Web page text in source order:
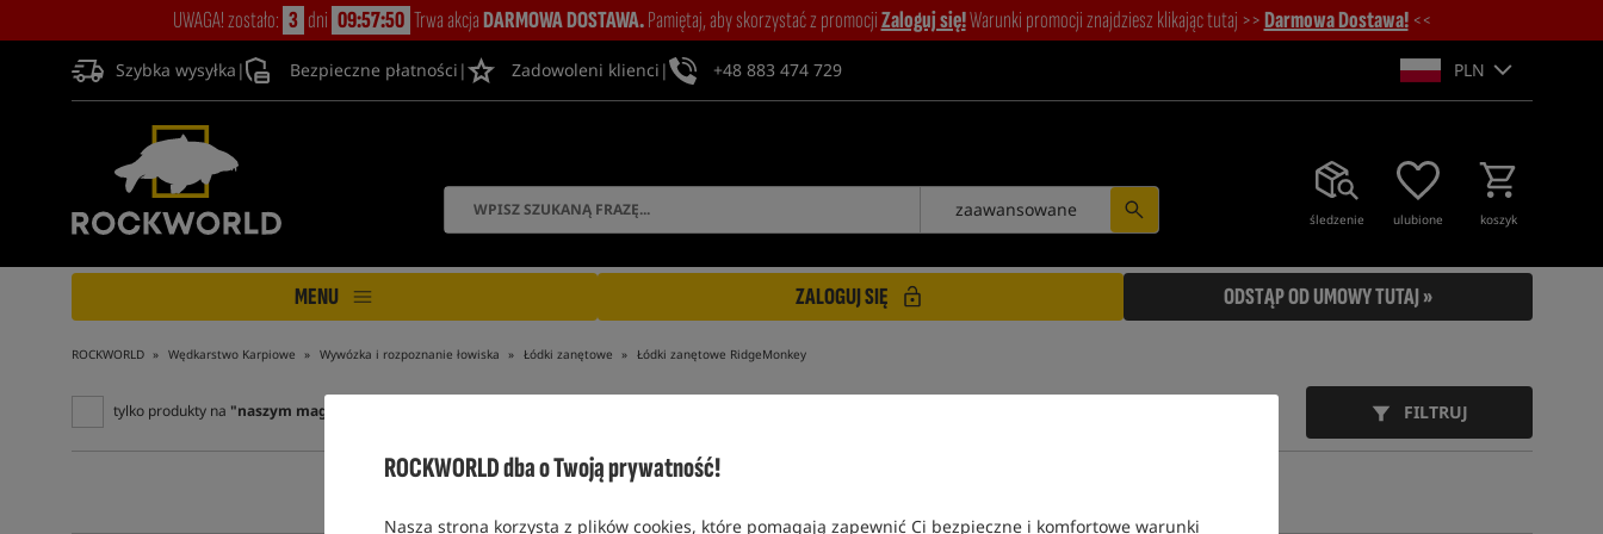
ROCKWORLD dba o Twoją prywatność!
Nasza strona korzysta z plików cookies, które pomagają zapewnić Ci bezpieczne i komfortowe warunki
UWAGA! zostało: 3 dni 09:57:49 Trwa akcjaDARMOWA DOSTAWA.Pamiętaj, aby skorzystać z promocjiZaloguj się!Warunki promocji znajdziesz klikając tutaj >>Darmowa Dostawa! <<
Szybka wysyłka | Bezpieczne płatności | Zadowoleni klienci | +48 883 474 729 PLN
śledzenie ulubione koszyk
zaawansowane
MENU ZALOGUJ SIĘ ODSTĄP OD UMOWY TUTAJ »
ROCKWORLD Wędkarstwo Karpiowe Wywózka i rozpoznanie łowiska Łódki zanętowe Łódki zanętowe RidgeMonkey
tylko produkty na "naszym magazynie" FILTRUJ